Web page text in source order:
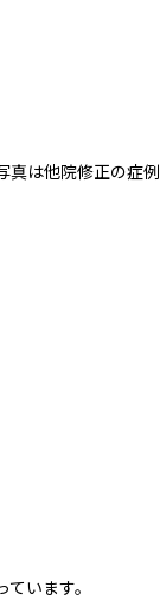
真は他院修正の症例
います。